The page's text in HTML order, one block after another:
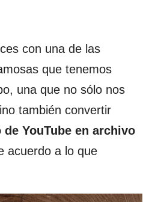
con una de las
que tenemos
una que no sólo nos
también convertir
YouTube en archivo
acuerdo a lo que